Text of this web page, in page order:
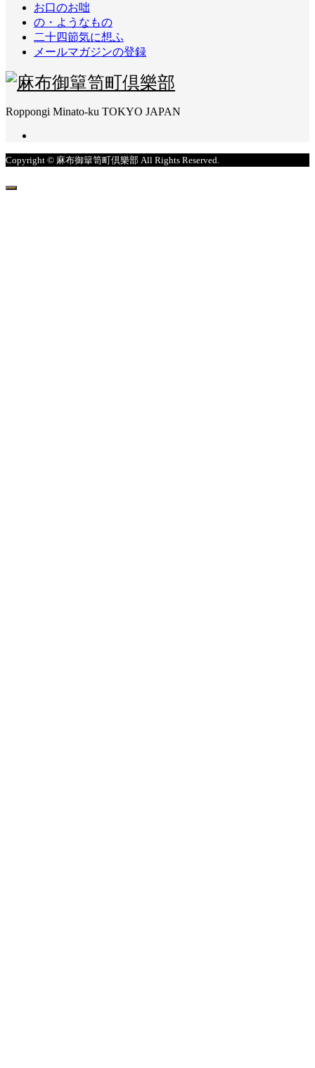
お口のお咄
の・ようなもの
二十四節気に想ふ
メールマガジンの登録
Roppongi Minato-ku TOKYO JAPAN
Copyright © 麻布御簞笥町倶樂部 All Rights Reserved.